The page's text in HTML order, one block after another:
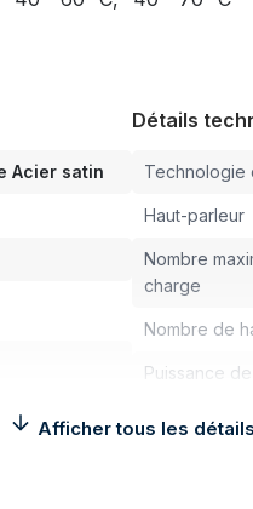
Acier satin
Détails
Technologie
Haut-parleur
Nombre
charge
Nombre de
Puissance
Conditions
Afficher tous les détails